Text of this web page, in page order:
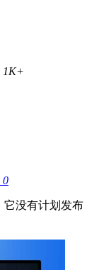
1K+
0
它没有计划发布